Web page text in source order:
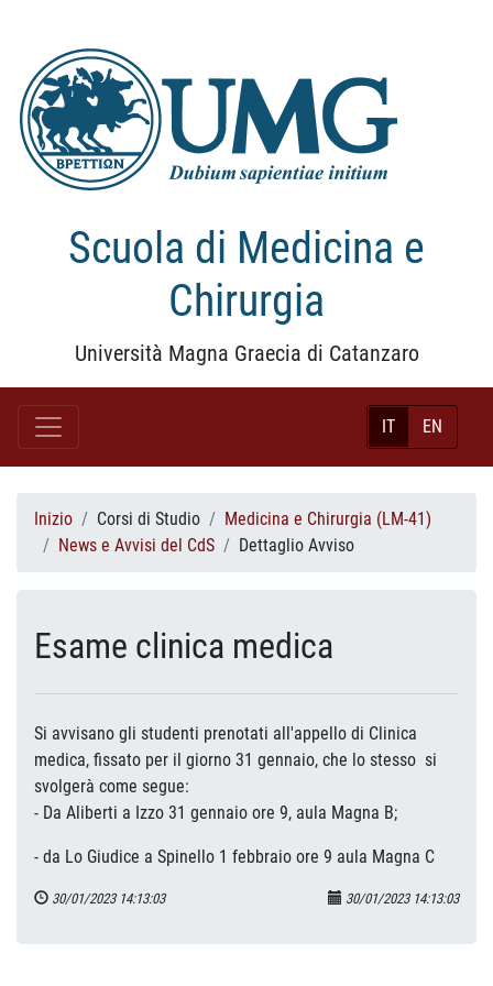
Scuola di Medicina e
Chirurgia
Università Magna Graecia di Catanzaro
IT EN
Inizio Corsi di Studio
Medicina e Chirurgia (LM-41)
News e Avvisi del CdS
Dettaglio Avviso
Esame clinica medica
Si avvisano gli studenti prenotati all'appello di Clinica
medica, fissato per il giorno 31 gennaio, che lo stesso si
svolgerà come segue:
- Da Aliberti a Izzo 31 gennaio ore 9, aula Magna B;
- da Lo Giudice a Spinello 1 febbraio ore 9 aula Magna C
30/01/2023 14:13:03 30/01/2023 14:13:03